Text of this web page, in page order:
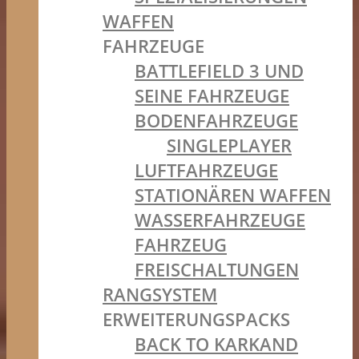
WAFFEN
FAHRZEUGE
BATTLEFIELD 3 UND
SEINE FAHRZEUGE
BODENFAHRZEUGE
SINGLEPLAYER
LUFTFAHRZEUGE
STATIONÄREN WAFFEN
WASSERFAHRZEUGE
FAHRZEUG
FREISCHALTUNGEN
RANGSYSTEM
ERWEITERUNGSPACKS
BACK TO KARKAND